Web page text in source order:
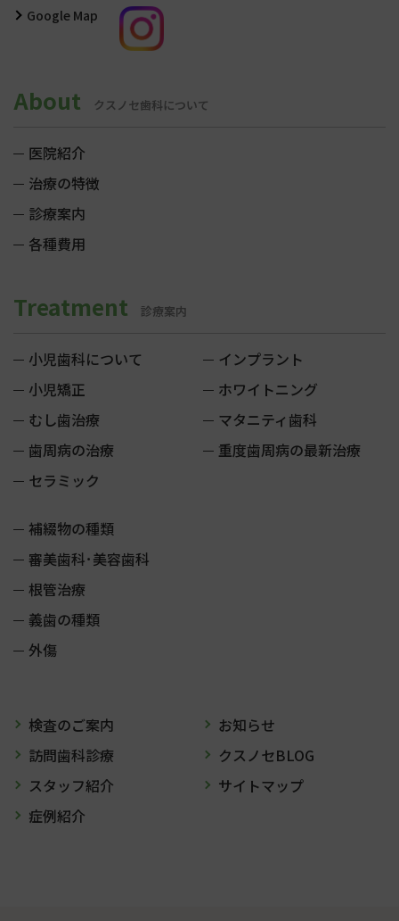
Google Map
About クスノセ歯科について
医院紹介
治療の特徴
診療案内
各種費用
Treatment 診療案内
小児歯科について
小児矯正
むし歯治療
歯周病の治療
セラミック
インプラント
ホワイトニング
マタニティ歯科
重度歯周病の最新治療
補綴物の種類
審美歯科･美容歯科
根管治療
義歯の種類
外傷
検査のご案内
訪問歯科診療
スタッフ紹介
症例紹介
お知らせ
クスノセBLOG
サイトマップ